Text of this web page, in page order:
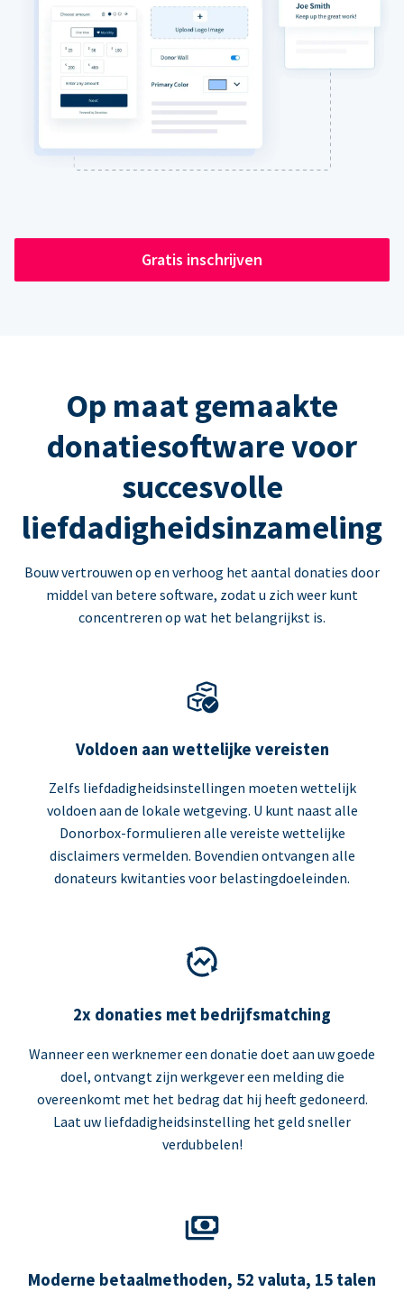
Gratis inschrijven
Op maat gemaakte
donatiesoftware voor
succesvolle
liefdadigheidsinzameling
Bouw vertrouwen op en verhoog het aantal donaties door
middel van betere software, zodat u zich weer kunt
concentreren op wat het belangrijkst is.
Voldoen aan wettelijke vereisten
Zelfs liefdadigheidsinstellingen moeten wettelijk
voldoen aan de lokale wetgeving. U kunt naast alle
Donorbox-formulieren alle vereiste wettelijke
disclaimers vermelden. Bovendien ontvangen alle
donateurs kwitanties voor belastingdoeleinden.
2x donaties met bedrijfsmatching
Wanneer een werknemer een donatie doet aan uw goede
doel, ontvangt zijn werkgever een melding die
overeenkomt met het bedrag dat hij heeft gedoneerd.
Laat uw liefdadigheidsinstelling het geld sneller
verdubbelen!
Moderne betaalmethoden, 52 valuta, 15 talen